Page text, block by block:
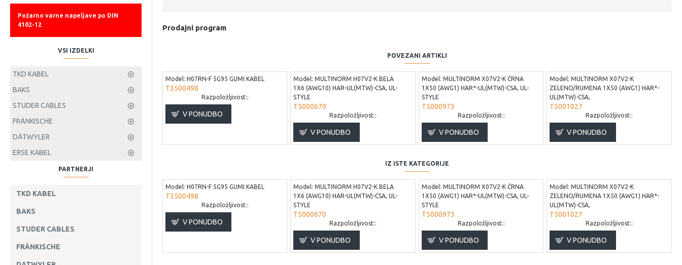
Požarno varne napeljave po DIN
4102-12
VSI IZDELKI
TKD KABEL
BAKS
STUDER CABLES
FRÄNKISCHE
DÄTWYLER
ERSE KABEL
PARTNERJI
TKD KABEL
BAKS
STUDER CABLES
FRÄNKISCHE
Prodajni program
POVEZANI ARTIKLI
Model: H07RN-F 5G95 GUMI KABEL
T3500498
Razpoložljivost::
V PONUDBO
Model: MULTINORM H07V2-K BELA
1X6 (AWG10) HAR-UL(MTW)-CSA, UL-
STYLE
T5000670
Razpoložljivost::
V PONUDBO
Model: MULTINORM X07V2-K ČRNA
1X50 (AWG1) HAR*-UL(MTW)-CSA, UL-
STYLE
T5000973
Razpoložljivost::
V PONUDBO
Model: MULTINORM X07V2-K
ZELENO/RUMENA 1X50 (AWG1) HAR*-
UL(MTW)-CSA,
T5001027
Razpoložljivost::
V PONUDBO
IZ ISTE KATEGORIJE
Model: H07RN-F 5G95 GUMI KABEL
T3500498
Razpoložljivost::
V PONUDBO
Model: MULTINORM H07V2-K BELA
1X6 (AWG10) HAR-UL(MTW)-CSA, UL-
STYLE
T5000670
Razpoložljivost::
V PONUDBO
Model: MULTINORM X07V2-K ČRNA
1X50 (AWG1) HAR*-UL(MTW)-CSA, UL-
STYLE
T5000973
Razpoložljivost::
V PONUDBO
Model: MULTINORM X07V2-K
ZELENO/RUMENA 1X50 (AWG1) HAR*-
UL(MTW)-CSA,
T5001027
Razpoložljivost::
V PONUDBO